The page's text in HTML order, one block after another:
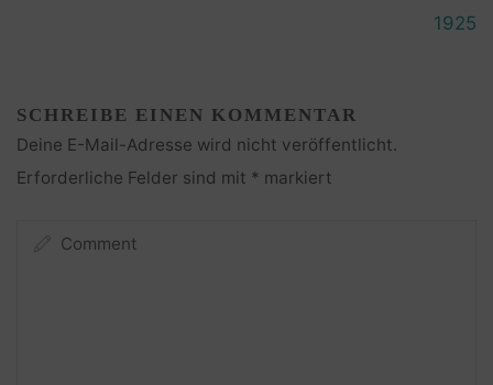
1925
SCHREIBE EINEN KOMMENTAR
Deine E-Mail-Adresse wird nicht veröffentlicht.
Erforderliche Felder sind mit * markiert